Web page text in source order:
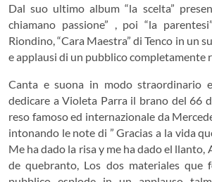
Dal suo ultimo album “la scelta”
chiamano passione” , poi “la
Riondino, “Cara Maestra” di Tenco in un
e applausi di un pubblico completamente
Canta e suona in modo straordinario
dedicare a Violeta Parra il brano del 66
reso famoso ed internazionale da
intonando le note di ” Gracias a la vida
Me ha dado la risa y me ha dado el llanto,
de quebranto, Los dos materiales que